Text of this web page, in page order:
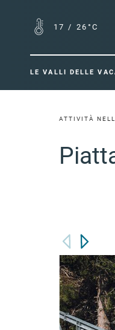
17 / 26°C
LE VALLI DELLE
ATTIVITÀ